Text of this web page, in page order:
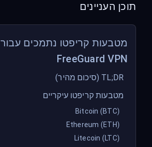
תוכן העניינים
מטבעות קריפטו נתמכים עבור
FreeGuard VPN
TL;DR (סיכום מהיר)
מטבעות קריפטו עיקריים
Bitcoin (BTC)
Ethereum (ETH)
Litecoin (LTC)